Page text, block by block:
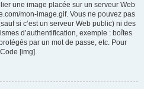
une image placée sur un serveur Web
mon-image.gif. Vous ne pouvez pas
si c’est un serveur Web public) ni des
d’authentification, exemple : boîtes
par un mot de passe, etc. Pour
[img].